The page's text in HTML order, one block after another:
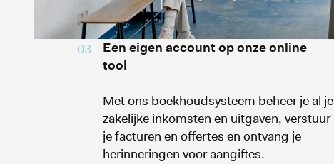
03
Een eigen account op onze online
tool
Met ons boekhoudsysteem beheer je al je
zakelijke inkomsten en uitgaven, verstuur
je facturen en offertes en ontvang je
herinneringen voor aangiftes.